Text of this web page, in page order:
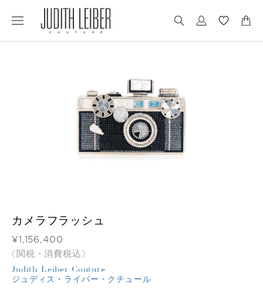
to
to
カメラフラッシュ
価格
¥1,156,400
(関税・消費税込)
Judith Leiber Couture
ジュディス・ライバー・クチュール